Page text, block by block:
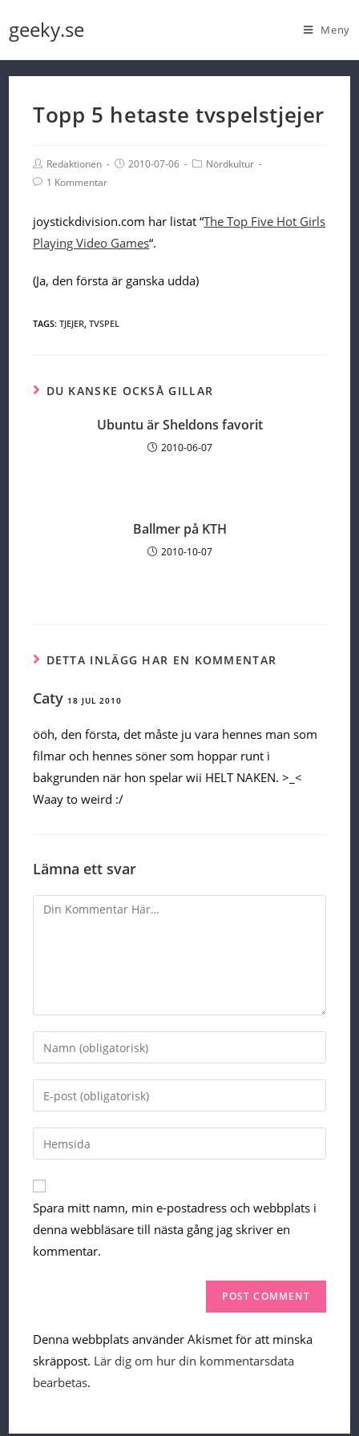
togeeky.se Meny
Topp 5 hetaste tvspelstjejer
Post
Author:
Redaktionen
Post2010-07-06
PostNördkultur
Post1 Kommentar
joystickdivision.com har listat “The Top Five Hot Girls
Playing Video Games“.
(Ja, den första är ganska udda)
TAGS:TJEJER, TVSPEL
DU KANSKE OCKSÅ GILLAR
Ubuntu är Sheldons favorit
2010-06-07
Ballmer på KTH
2010-10-07
DETTA INLÄGG HAR EN KOMMENTAR
Caty 18 JUL 2010
ööh, den första, det måste ju vara hennes man som
filmar och hennes söner som hoppar runt i
bakgrunden när hon spelar wii HELT NAKEN. >_<
Waay to weird :/
Lämna ett svar
Comment
Enter
your
name
or
username
Enter
your
email
Enter
your
website
URL
(optional)
Spara mitt namn, min e-postadress och webbplats i
denna webbläsare till nästa gång jag skriver en
kommentar.
Denna webbplats använder Akismet för att minska
skräppost. Lär dig om hur din kommentarsdata
bearbetas.